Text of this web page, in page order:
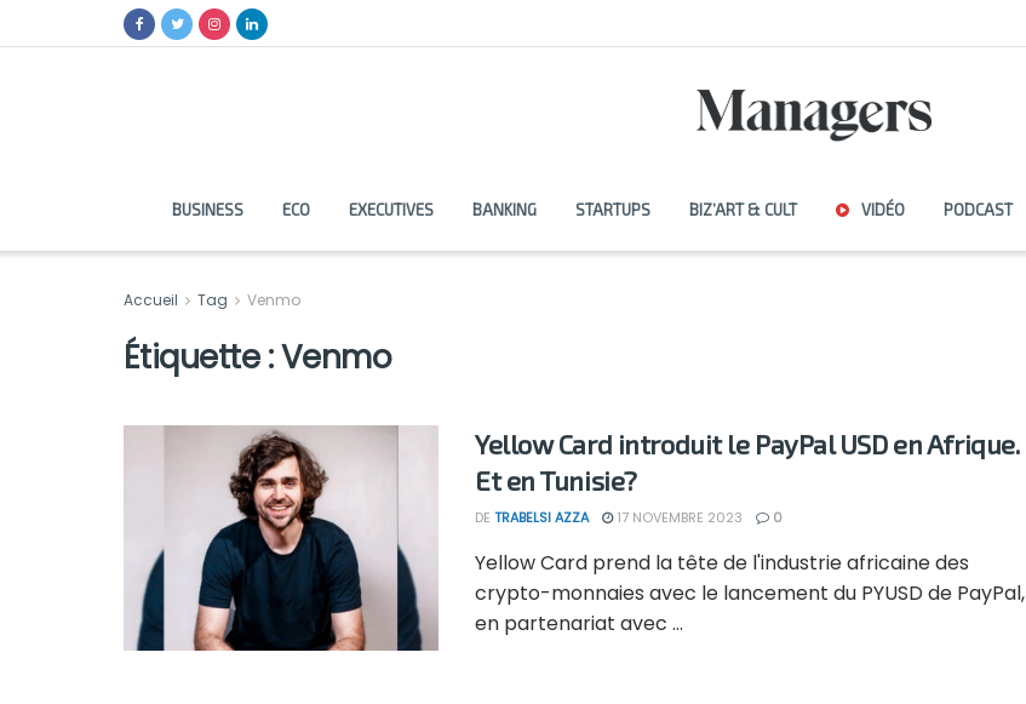
BUSINESS ECO EXECUTIVES BANKING STARTUPS BIZ’ART & CULT VIDÉO PODCAST
Accueil Tag Venmo
Étiquette :Venmo
Yellow Card introduit le PayPal USD en Afrique.
Et en Tunisie?
DE TRABELSI AZZA 17 NOVEMBRE 2023 0
Yellow Card prend la tête de l'industrie africaine des
crypto-monnaies avec le lancement du PYUSD de PayPal,
en partenariat avec ...